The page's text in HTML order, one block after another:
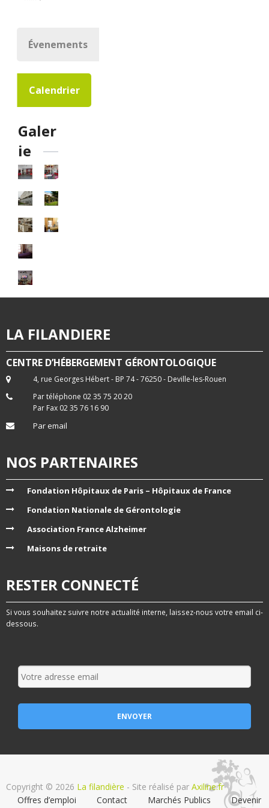
Évenements
Calendrier
Galer
ie
LA FILANDIERE
CENTRE D’HÉBERGEMENT GÉRONTOLOGIQUE
4, rue Georges Hébert - BP 74 - 76250 - Deville-les-Rouen
Par téléphone 02 35 75 20 20
Par Fax 02 35 76 16 90
Par email
NOS PARTENAIRES
Fondation Hôpitaux de Paris – Hôpitaux de France
Fondation Nationale de Gérontologie
Association France Alzheimer
Maisons de retraite
RESTER CONNECTÉ
Si vous souhaitez suivre notre actualité interne, laissez-nous votre email ci-
dessous.
Copyright © 2026 La filandière - Site réalisé par Axiline.fr
Offres d’emploi
Contact Marchés Publics
Devenir